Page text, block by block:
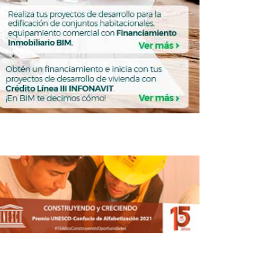
ARA incremento de 17% en utilidad
neta